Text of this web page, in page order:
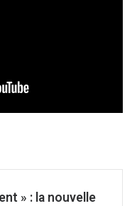
» : la nouvelle